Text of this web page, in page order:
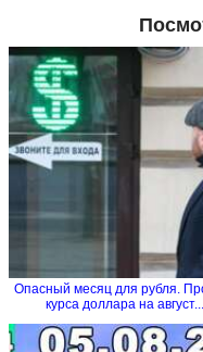
Опасный месяц для рубля.
курса доллара на август...